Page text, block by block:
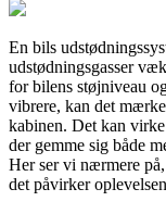
En bils
udstødningsgasser
for bilens støjniveau
vibrere, kan det
kabinen. Det kan
der gemme sig både
Her ser vi nærmere
det påvirker